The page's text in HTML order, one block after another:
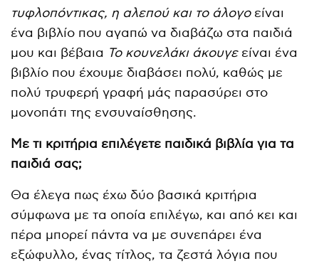
τυφλοπόντικας, η αλεπού και το άλογοείναι
ένα βιβλίο που αγαπώ να διαβάζω στα παιδιά
μου και βέβαια Το κουνελάκι άκουγεείναι ένα
βιβλίο που έχουμε διαβάσει πολύ, καθώς με
πολύ τρυφερή γραφή μάς παρασύρει στο
μονοπάτι της ενσυναίσθησης.
Με τι κριτήρια επιλέγετε παιδικά βιβλία για τα
παιδιά σας;
Θα έλεγα πως έχω δύο βασικά κριτήρια
σύμφωνα με τα οποία επιλέγω, και από κει και
πέρα μπορεί πάντα να με συνεπάρει ένα
εξώφυλλο, ένας τίτλος, τα ζεστά λόγια που